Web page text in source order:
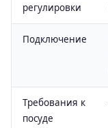
регулировки
Подключение
Требования к
посуде